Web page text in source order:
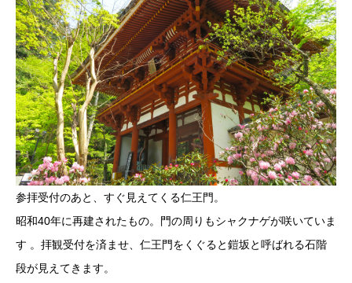
参拝受付のあと、すぐ見えてくる仁王門。
昭和40年に再建されたもの。門の周りもシャクナゲが咲いていま
す 。拝観受付を済ませ、仁王門をくぐると鎧坂と呼ばれる石階
段が見えてきます。